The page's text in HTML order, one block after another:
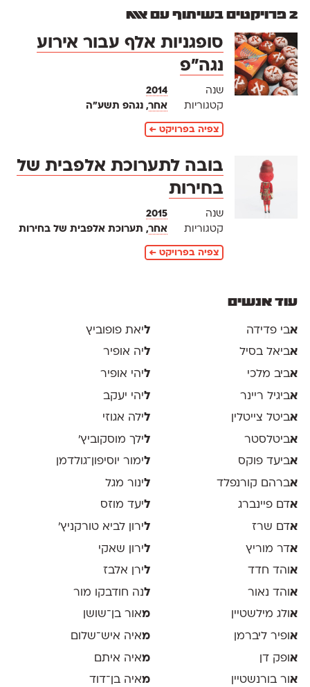
2 פרויקטים בשיתוף עם אאא
סופגניות אלף עבור אירוע
נגה"פ
שנה
2014
קטגוריות
אחר, נגהפ תשע"ה
צפיה בפרויקט ←
בובה לתערוכת אלפבית של
בחירות
שנה
2015
קטגוריות
אחר, תערוכת אלפבית של בחירות
צפיה בפרויקט ←
עוד אנשים
אבי פדידה
אביאל בסיל
אביב מלכי
אביגיל ריינר
אביטל צייטלין
אביטלסטר
אביעד פוקס
אברהם קורנפלד
אדם פיינברג
אדם שרז
אדר מוריץ
אוהד חדד
אוהד נאור
אולג מילשטיין
אופיר ליברמן
אופק דן
אור בורנשטיין
ליאת פופוביץ
ליה אופיר
ליהי אופיר
ליהי יעקב
לילה אגוזי
לילך מוסקוביץ'
לימור יוסיפון־גולדמן
לינור מגל
ליעד מוזס
לירון לביא טורקניץ׳
לירון שאקי
לירן אלבז
לנה חודבקו מור
מאור בן־שושן
מאיה איש־שלום
מאיה איתם
מאיה בן־דוד